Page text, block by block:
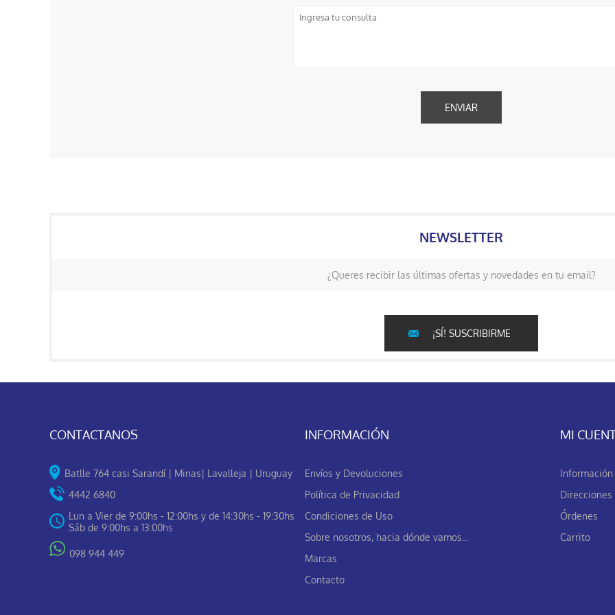
NEWSLETTER
¿Queres recibir las últimas ofertas y novedades en tu email?
¡SÍ! SUSCRIBIRME
CONTACTANOS
Batlle 764 casi Sarandí | Minas| Lavalleja | Uruguay
4442 6840
Lun a Vier de 9:00hs - 12:00hs y de 14:30hs - 19:30hs
Sáb de 9:00hs a 13:00hs
098 944 449
INFORMACIÓN
Envíos y Devoluciones
Política de Privacidad
Condiciones de Uso
Sobre nosotros, hacia dónde vamos...
Marcas
Contacto
MI
Direcciones
Órdenes
Carrito